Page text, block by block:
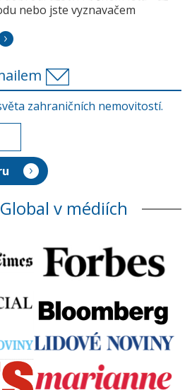
nebo jste vyznavačem
zahraničních nemovitostí.
v médiích